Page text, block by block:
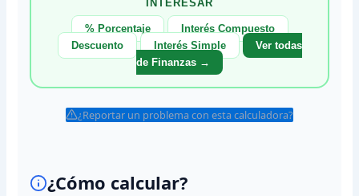
INTERESAR
% Porcentaje
Interés Compuesto
Descuento
Interés Simple
Ver todas
de Finanzas →
¿Reportar un problema con esta calculadora?
¿Cómo calcular?